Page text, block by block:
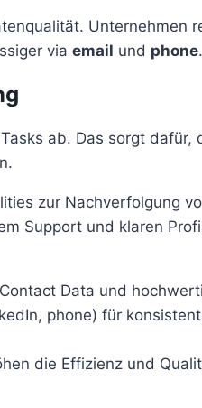
Unternehmen
via email und phone.
ab. Das sorgt dafür,
zur Nachverfolgung
Support und klaren
Data und
phone) für
die Effizienz und